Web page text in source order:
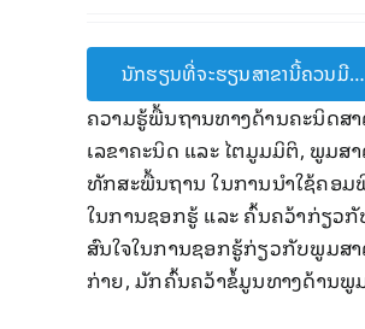
ນັກຮຽນທີ່ຈະຮຽນສາຂານີ້ຄວນມີ…
ຄວາມ​ຮູ້​ພື້ນ​ຖານທາງດ້ານ​ຄະນິດສາ
ເລຂາຄະນິດ ແລະ ໄຕມູມມິຕິ, ພູມສ
ທັກ​ສະ​ພື້ນ​ຖານ ​ໃນ​ການ​ນຳ​ໃຊ້​ຄອມ​
ໃນການຊອກຮູ້ ແລະ ຄົ້ນຄວ້າ​ກ່ຽວ
ສົນໃຈໃນ​ການ​ຊອກ​ຮູ້​ກ່ຽວ​ກັບ​ພູມ​ສ
ກ່າຍ​, ມັກ​ຄົ້ນ​ຄວ້າ​ຂໍ້​ມູນທາງດ້ານ​ພູ